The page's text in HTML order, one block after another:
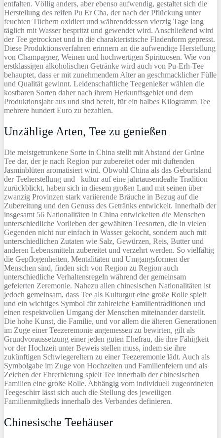
entfalten. Völlig anders, aber ebenso aufwendig, gestaltet sich die
Herstellung des reifen Pu Er Cha, der nach der Pflückung unter
feuchten Tüchern oxidiert und währenddessen vierzig Tage lang
täglich mit Wasser bespritzt und gewendet wird. Anschließend wird
der Tee getrocknet und in die charakteristische Fladenform gepresst.
Diese Produktionsverfahren erinnern an die aufwendige Herstellung
von Champagner, Weinen und hochwertigen Spirituosen. Wie von
erstklassigen alkoholischen Getränke wird auch von Pu-Erh-Tee
behauptet, dass er mit zunehmendem Alter an geschmacklicher Fülle
und Qualität gewinnt. Leidenschaftliche Teegenießer wählen die
kostbaren Sorten daher nach ihrem Herkunftsgebiet und dem
Produktionsjahr aus und sind bereit, für ein halbes Kilogramm Tee
mehrere hundert Euro zu bezahlen.
Unzählige Arten, Tee zu genießen
Die meistgetrunkene Sorte in China stellt mit Abstand der Grüne
Tee dar, der je nach Region pur zubereitet oder mit duftenden
Jasminblüten aromatisiert wird. Obwohl China als das Geburtsland
der Teeherstellung und –kultur auf eine jahrtausendealte Tradition
zurückblickt, haben sich in diesem großen Land mit seinen über
zwanzig Provinzen stark variierende Bräuche in Bezug auf die
Zubereitung und den Genuss des Getränks entwickelt. Innerhalb der
insgesamt 56 Nationalitäten in China entwickelten die Menschen
unterschiedliche Vorlieben der gewählten Teesorten, die in vielen
Gegenden nicht nur einfach in Wasser gekocht, sondern auch mit
unterschiedlichen Zutaten wie Salz, Gewürzen, Reis, Butter und
anderen Lebensmitteln zubereitet und verzehrt werden. So vielfältig
die Gepflogenheiten, Mentalitäten und Umgangsformen der
Menschen sind, finden sich von Region zu Region auch
unterschiedliche Verhaltensregeln während der gemeinsam
gefeierten Zeremonie. Nahezu allen chinesischen Nationalitäten ist
jedoch gemeinsam, dass Tee als Kulturgut eine große Rolle spielt
und ein wichtiges Symbol für zahlreiche Familientraditionen und
einen respektvollen Umgang der Menschen miteinander darstellt.
Die hohe Kunst, die Familie, und vor allem die älteren Generationen
im Zuge einer Teezeremonie angemessen zu bewirten, gilt als
Grundvoraussetzung einer jeden guten Ehefrau, die ihre Fähigkeit
vor der Hochzeit unter Beweis stellen muss, indem sie ihre
zukünftigen Schwiegereltern zu einer Teezeremonie lädt. Auch als
Symbolgabe im Zuge von Hochzeiten und Familienfeiern und als
Zeichen der Ehrerbietung spielt Tee innerhalb der chinesischen
Familien eine große Rolle. Abhängig vom individuell zugeordneten
Teegeschirr lässt sich auch die Stellung des jeweiligen
Familienmitglieds innerhalb des Verbandes definieren.
Chinesische Teehäuser